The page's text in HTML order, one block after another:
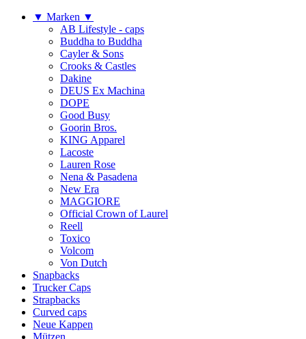
▼ Marken ▼
AB Lifestyle - caps
Buddha to Buddha
Cayler & Sons
Crooks & Castles
Dakine
DEUS Ex Machina
DOPE
Good Busy
Goorin Bros.
KING Apparel
Lacoste
Lauren Rose
Nena & Pasadena
New Era
MAGGIORE
Official Crown of Laurel
Reell
Toxico
Volcom
Von Dutch
Snapbacks
Trucker Caps
Strapbacks
Curved caps
Neue Kappen
Mützen